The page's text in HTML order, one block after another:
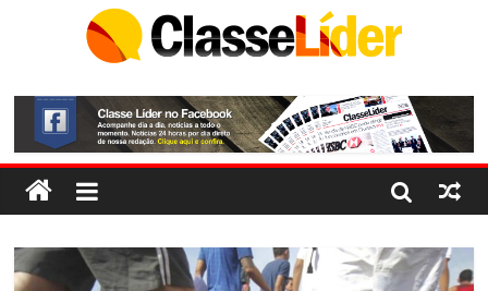
PROMOTOR DO GAECO
ACESSO À APARECIDA NA DUTRA SERÁ BLOQUEADO NO FIM
ALTERNATIVAS
LORENA, PINDAMONHANGABA E QUELUZ NA RETA FINAL
PELA FÁBRICA DA COCA-COLA!